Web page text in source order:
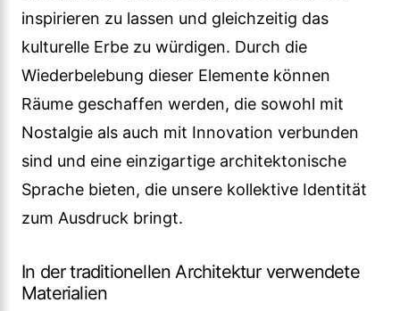
inspirieren zu lassen und gleichzeitig das
kulturelle Erbe zu würdigen. Durch die
Wiederbelebung dieser Elemente können
Räume geschaffen werden, die sowohl mit
Nostalgie als auch mit Innovation verbunden
sind und eine einzigartige architektonische
Sprache bieten, die unsere kollektive Identität
zum Ausdruck bringt.
In der traditionellen Architektur verwendete
Materialien